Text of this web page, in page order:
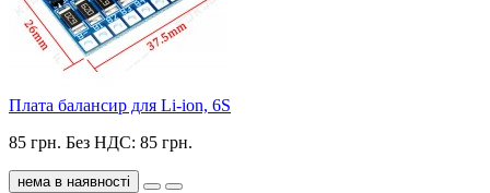
Плата балансир для Li-ion, 6S
85 грн. Без НДС: 85 грн.
нема в наявності